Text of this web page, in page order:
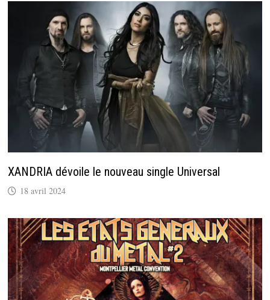
XANDRIA dévoile le nouveau single Universal
18 avril 2024